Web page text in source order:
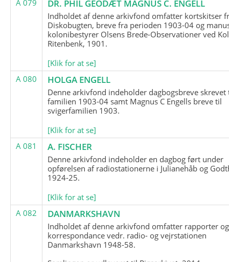
A 079
DR. PHIL GEODÆT MAGNUS C. ENGELL
Indholdet af denne arkivfond omfatter kortskitser
Diskobugten, breve fra perioden 1903-04 og
kolonibestyrer Olsens Brede-Observationer ved
Ritenbenk, 1901.
[Klik for at se]
A 080
HOLGA ENGELL
Denne arkivfond indeholder dagbogsbreve skrevet
familien 1903-04 samt Magnus C Engells breve til
svigerfamilien 1903.
[Klik for at se]
A 081
A. FISCHER
Denne arkivfond indeholder en dagbog ført under
opførelsen af radiostationerne i Julianehåb og
1924-25.
[Klik for at se]
A 082
DANMARKSHAVN
Indholdet af denne arkivfond omfatter rapporter og
korrespondance vedr. radio- og vejrstationen
Danmarkshavn 1948-58.